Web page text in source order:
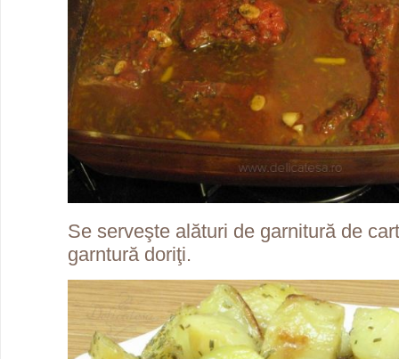
Se serveşte alături de garnitură de
garntură doriţi.